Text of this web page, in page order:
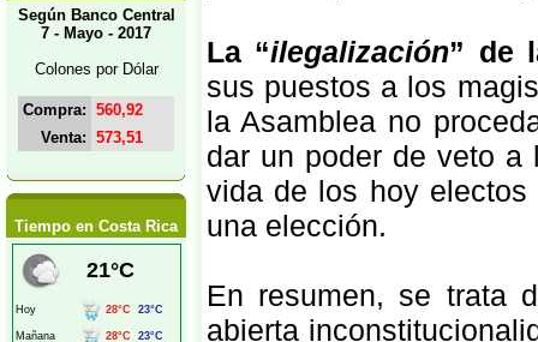
Según Banco Central
7 - Mayo - 2017
Colones por Dólar
Compra: 560,92
Venta: 573,51
Tiempo en Costa Rica
La “ilegalización” de
sus puestos a los
la Asamblea no
dar un poder de veto a
vida de los hoy
una elección.
En resumen, se trata
abierta